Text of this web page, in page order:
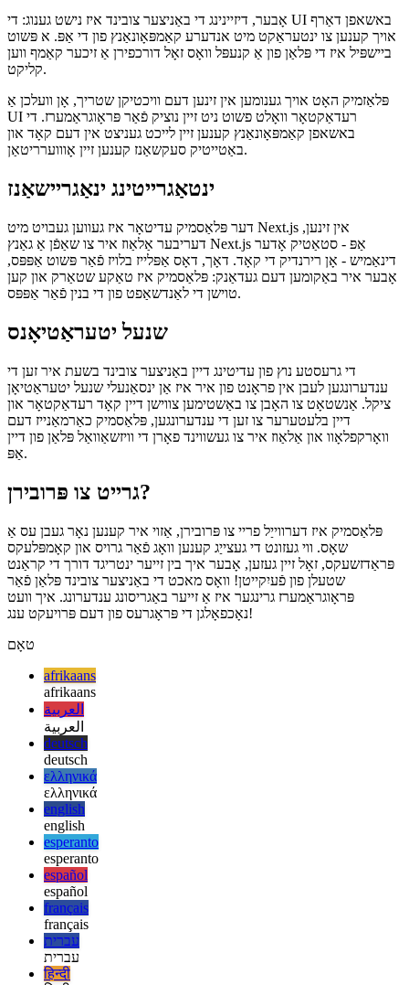
אַזאַ ווי Photoshop, וויזשאַוואַל עלעמענטן קענען זיין אַדזשאַסטיד גלייַך
מיט Plasmic.
אָבער, דיזיינינג די באַניצער צובינד איז נישט גענוג: די UI באשאפן דאַרף
ביישפּיל איז די פּלאַן פון אַ קנעפּל וואָס זאָל דורכפירן אַ זיכער קאַמף ווען
קליקט.
פּלאַזמיק האָט אויך גענומען אין זינען דעם וויכטיקן שטריך, אָן וועלכן אַ
באשאפן קאַמפּאָונאַנץ קענען זיין לייכט געניצט אין דעם קאָד און
ינטאַגרייטינג ינאַגריישאַנז
דער פּלאַסמיק עדיטאָר איז געווען געבויט מיט Next.js אין זינען,
דעריבער אַלאַוז איר צו שאַפֿן אַ גאַנץ Next.js אַפּ - סטאַטיק אָדער
אָבער איר באַקומען דעם געדאַנק: פּלאַסמיק איז טאַקע שטאַרק און קען
שנעל יטעראַטיאָנס
די גרעסטע נוץ פון עדיטינג דיין באַניצער צובינד בשעת איר זען די
ענדערונגען לעבן אין פראָנט פון איר איז אַן ינסאַנעלי שנעל יטעראַטיאָן
ציקל. אַנשטאָט צו האָבן צו באַשטימען צווישן דיין קאָד רעדאַקטאָר און
וואָרקפלאָוו און אַלאַוז איר צו געשווינד פאָרן די וויזשאַוואַל פּלאַן פון דיין
גרייט צו פּרובירן?
פּלאַסמיק איז דערווייַל פריי צו פּרובירן, אַזוי איר קענען נאָר געבן עס אַ
שאָס. ווי געזונט די געצייַג קענען וואָג פֿאַר גרויס און קאָמפּלעקס
פּראַדזשעקס, זאָל זיין געזען, אָבער איך בין זייער ינטריגד דורך די קראַנט
פּראָוגראַמערז גרינגער איז אַ זייער באַגריסונג ענדערונג. איך וועט
afrikaans
afrikaans
العربية
العربية
deutsch
deutsch
ελληνικά
ελληνικά
english
english
esperanto
esperanto
español
español
français
français